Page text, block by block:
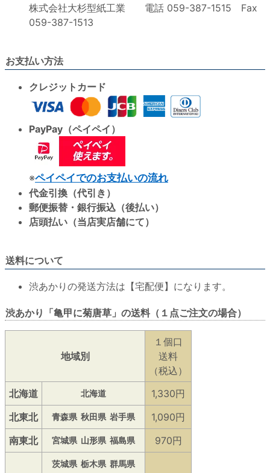
株式会社大杉型紙工業 電話 059-387-1515 Fax
059-387-1513
お支払い方法
クレジットカード
PayPay（ペイペイ）
※ペイペイでのお支払いの流れ
代金引換（代引き）
郵便振替・銀行振込（後払い）
店頭払い（当店実店舗にて）
送料について
渋あかりの発送方法は【宅配便】になります。
渋あかり「亀甲に菊唐草」の送料（１点ご注文の場合）
地域別
１個口
送料
（税込）
北海道
北海道
1,330円
北東北
青森県 秋田県 岩手県
1,090円
南東北
宮城県 山形県 福島県 970円
茨城県 栃木県 群馬県